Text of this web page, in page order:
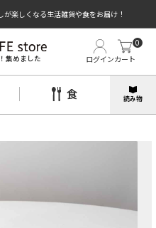
楽しくなる生活雑貨や食をお届け！
集めました ログインカート
0
食 読み物